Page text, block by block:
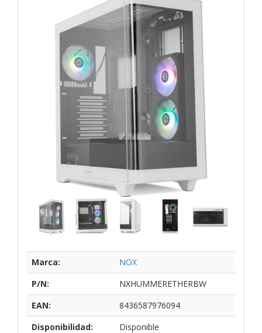
Marca:
NOX
P/N:
NXHUMMERETHERBW
EAN:
8436587976094
Disponibilidad:
Disponible